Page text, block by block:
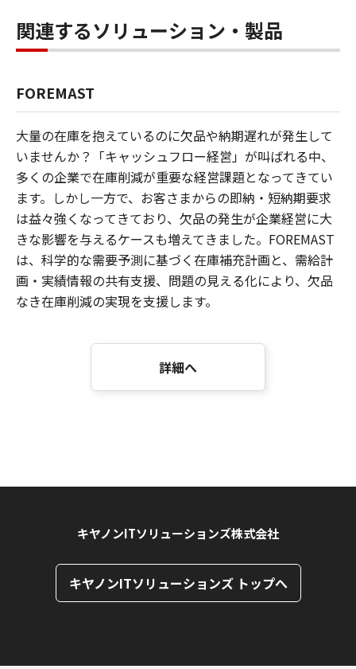
関連するソリューション・製品
FOREMAST
大量の在庫を抱えているのに欠品や納期遅れが発生して
いませんか？「キャッシュフロー経営」が叫ばれる中、
多くの企業で在庫削減が重要な経営課題となってきてい
ます。しかし一方で、お客さまからの即納・短納期要求
は益々強くなってきており、欠品の発生が企業経営に大
きな影響を与えるケースも増えてきました。FOREMAST
は、科学的な需要予測に基づく在庫補充計画と、需給計
画・実績情報の共有支援、問題の見える化により、欠品
なき在庫削減の実現を支援します。
詳細へ
キヤノンITソリューションズ株式会社
キヤノンITソリューションズ トップへ